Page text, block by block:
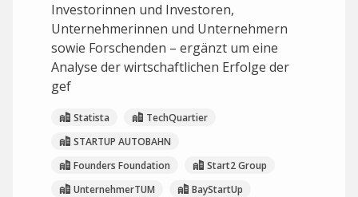
Investorinnen und Investoren,
Unternehmerinnen und Unternehmern
sowie Forschenden – ergänzt um eine
Analyse der wirtschaftlichen Erfolge der
gef
Statista
TechQuartier
STARTUP AUTOBAHN
Founders Foundation
Start2 Group
UnternehmerTUM
BayStartUp